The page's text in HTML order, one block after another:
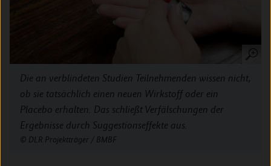
Die an verblindeten Studien Teilnehmenden wissen nicht,
ob sie tatsächlich einen neuen Wirkstoff oder ein
Placebo erhalten. Das schließt Verfälschungen der
Ergebnisse durch Suggestionseffekte aus.
DLR Projektträger / BMBF